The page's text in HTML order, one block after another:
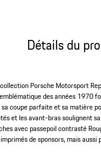
Détails du
Porsche Motorsport
des années 1970
coupe parfaite et sa matière
et les avant-bras soulignent
avec passepoil contrasté
de sponsors, mais aussi